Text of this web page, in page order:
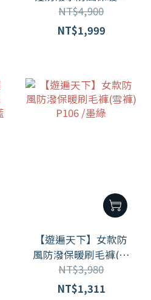
毛褲雪褲長褲GP2018
丈青 (S-3L 大尺碼)
NT$4,900
NT$1,999
【遊遍天下】女款防
風防潑保暖刷毛褲(雪
褲) P106 /墨綠
NT$3,980
NT$1,311